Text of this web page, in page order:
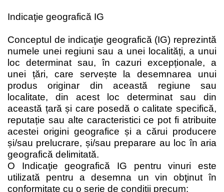
Indicaţie geografică IG
Conceptul de indicaţie geografică (IG) reprezintă
numele unei regiuni sau a unei localități, a unui
loc determinat sau, în cazuri excepționale, a
unei țări, care servește la desemnarea unui
produs originar din această regiune sau
localitate, din acest loc determinat sau din
această țară și care posedă o calitate specifică,
reputație sau alte caracteristici ce pot fi atribuite
acestei origini geografice și a cărui producere
și/sau prelucrare, și/sau preparare au loc în aria
geografică delimitată.
O Indicaţie geografică IG pentru vinuri este
utilizată pentru a desemna un vin obţinut în
conformitate cu o serie de condiţii precum: